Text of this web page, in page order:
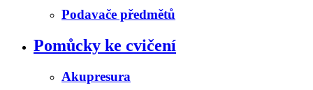
Podavače předmětů
Pomůcky ke cvičení
Akupresura